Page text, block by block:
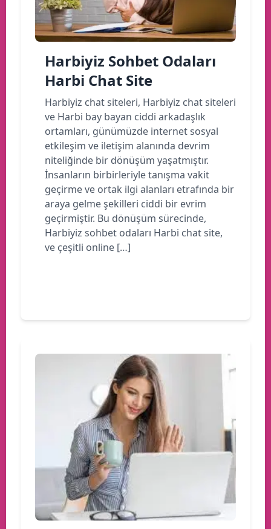
Harbiyiz Sohbet Odaları
Harbi Chat Site
Harbiyiz chat siteleri, Harbiyiz chat siteleri
ve Harbi bay bayan ciddi arkadaşlık
ortamları, günümüzde internet sosyal
etkileşim ve iletişim alanında devrim
niteliğinde bir dönüşüm yaşatmıştır.
İnsanların birbirleriyle tanışma vakit
geçirme ve ortak ilgi alanları etrafında bir
araya gelme şekilleri ciddi bir evrim
geçirmiştir. Bu dönüşüm sürecinde,
Harbiyiz sohbet odaları Harbi chat site,
ve çeşitli online […]